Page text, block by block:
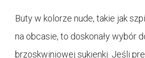
Buty w kolorze nude, takie jak
na obcasie, to doskonały wybór
brzoskwiniowej sukienki. Jeśli